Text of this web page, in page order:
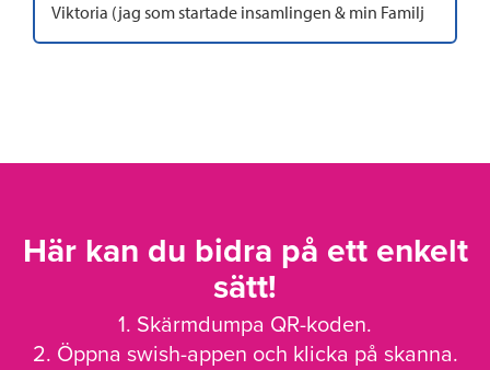
Viktoria (jag som startade insamlingen & min Familj
Här kan du bidra på ett enkelt
sätt!
1. Skärmdumpa QR-koden.
2. Öppna swish-appen och klicka på skanna.